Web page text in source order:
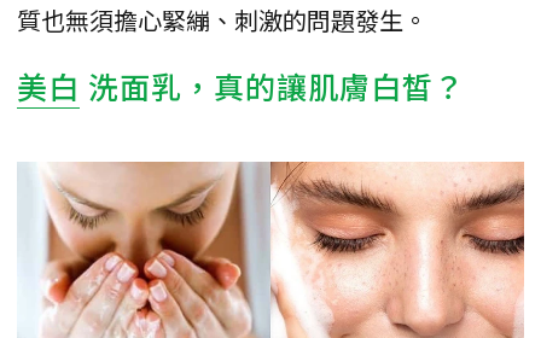
質也無須擔心緊繃、刺激的問題發生。
美白 洗面乳，真的讓肌膚白皙？